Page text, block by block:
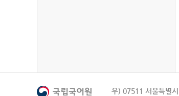
우) 07511 서울특별